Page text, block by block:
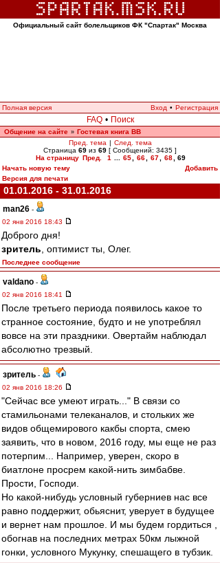
Официальный сайт болельщиков ФК "Спартак" Москва
Полная версия Вход • Регистрация
FAQ • Поиск
Общение на сайте » Гостевая книга ВВ
Пред. тема | След. тема
Страница 69 из 69 [ Сообщений: 3435 ]
На страницу Пред. 1 65 66 67 68
69
Начать новую тему
Добавить
Версия для печати
01.01.2016 - 31.01.2016
man26 -
02 янв 2016 18:43
Доброго дня!
зpитель , оптимист ты, Олег.
Последнее сообщение
valdano -
02 янв 2016 18:41
После третьего периода появилось какое то
странное состояние, будто и не употреблял
вовсе на эти праздники. Овертайм наблюдал
абсолютно трезвый.
зpитель -
02 янв 2016 18:26
"Сейчас все умеют играть..." В связи со
стамильонами телеканалов, и стольких же
видов общемирового какбы спорта, смею
заявить, что в новом, 2016 году, мы еще не раз
потерпим... Например, уверен, скоро в
биатлоне просрем какой-нить зимбабве.
Прости, Господи.
Но какой-нибудь условный губерниев нас все
равно поддержит, обьяснит, уверует в будущее
и вернет нам прошлое. И мы будем гордиться ,
обогнав на последних метрах 50км лыжной
гонки, условного Мукунку, спешащего в тубзик.